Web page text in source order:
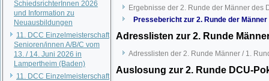
SchiedsrichterInnen 2026
und Information zu
Neuausbildungen
11. DCC Einzelmeisterschaft
Senioren/innen A/B/C vom
13. / 14. Juni 2026 in
Lampertheim (Baden)
11. DCC Einzelmeisterschaft
Ergebnisse der 2. Runde der Männer des
Pressebericht zur 2. Runde der Männer
Adresslisten zur 2. Runde
Adresslisten der 2. Runde Männer / 1.
Auslosung zur 2. Runde DCU-